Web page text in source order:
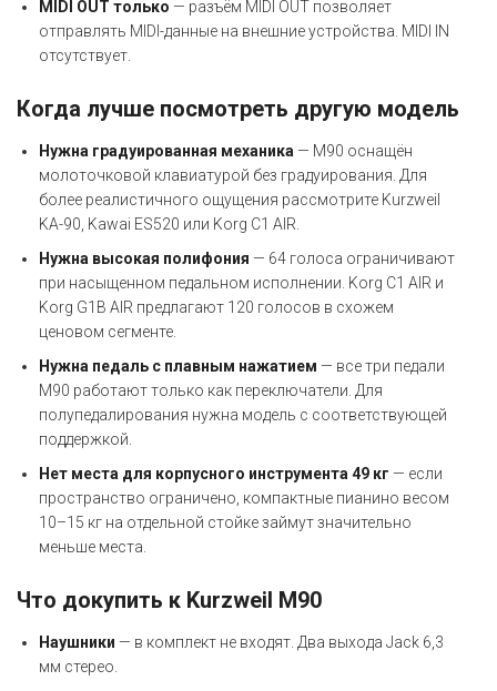
MIDI OUT только — разъём MIDI OUT позволяет
отправлять MIDI-данные на внешние устройства. MIDI IN
отсутствует.
Когда лучше посмотреть другую модель
Нужна градуированная механика — M90 оснащён
молоточковой клавиатурой без градуирования. Для
более реалистичного ощущения рассмотрите Kurzweil
KA-90, Kawai ES520 или Korg C1 AIR.
Нужна высокая полифония — 64 голоса ограничивают
при насыщенном педальном исполнении. Korg C1 AIR и
Korg G1B AIR предлагают 120 голосов в схожем
ценовом сегменте.
Нужна педаль с плавным нажатием — все три педали
M90 работают только как переключатели. Для
полупедалирования нужна модель с соответствующей
поддержкой.
Нет места для корпусного инструмента 49 кг — если
пространство ограничено, компактные пианино весом
10–15 кг на отдельной стойке займут значительно
меньше места.
Что докупить к Kurzweil M90
Наушники — в комплект не входят. Два выхода Jack 6,3
мм стерео.